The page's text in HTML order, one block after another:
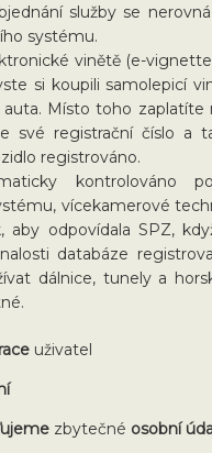
služby se
systému.
vinětě (e-
si koupili samolepicí
auta. Místo toho zaplatíte
své registrační číslo a
registrováno.
kontrolováno
vícekamerové
aby odpovídala SPZ,
databáze
dálnice, tunely a
uživatel
zbytečné osobní